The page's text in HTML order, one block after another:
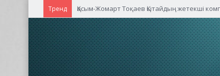
Тренд Қасым-Жомарт Тоқаев Қытайдың жетекші